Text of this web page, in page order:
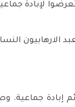
لإبادة
الارهابيون
جرائم إبادة